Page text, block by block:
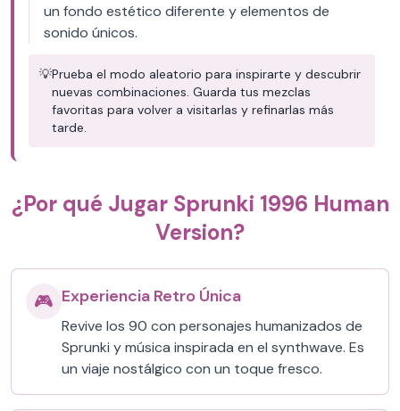
un fondo estético diferente y elementos de
sonido únicos.
💡Prueba el modo aleatorio para inspirarte y descubrir
nuevas combinaciones. Guarda tus mezclas
favoritas para volver a visitarlas y refinarlas más
tarde.
¿Por qué Jugar Sprunki 1996 Human
Version?
🎮 Experiencia Retro Única
Revive los 90 con personajes humanizados de
Sprunki y música inspirada en el synthwave. Es
un viaje nostálgico con un toque fresco.